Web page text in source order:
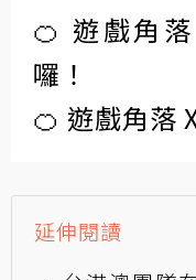
🍊 遊戲角
囉！
🍊 遊戲角落
延伸閱讀